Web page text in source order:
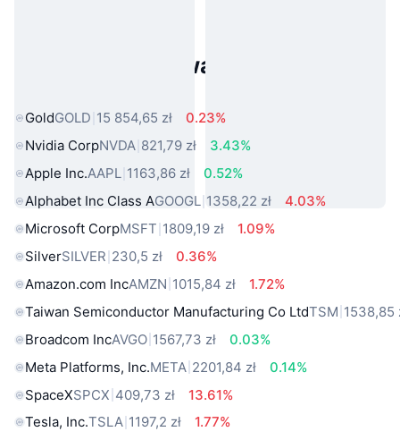
Popularne aktywa ze świata
GoldGOLD 15 854,65 zł
0.23%
Nvidia CorpNVDA 821,79 zł
3.43%
Apple Inc.AAPL 1163,86 zł
0.52%
Alphabet Inc Class AGOOGL 1358,22 zł
4.03%
Microsoft CorpMSFT 1809,19 zł
1.09%
SilverSILVER 230,5 zł
0.36%
Amazon.com IncAMZN 1015,84 zł
1.72%
Taiwan Semiconductor Manufacturing Co LtdTSM 1538,85
Broadcom IncAVGO 1567,73 zł
0.03%
Meta Platforms, Inc.META 2201,84 zł
0.14%
SpaceXSPCX 409,73 zł
13.61%
Tesla, Inc.TSLA 1197,2 zł
1.77%